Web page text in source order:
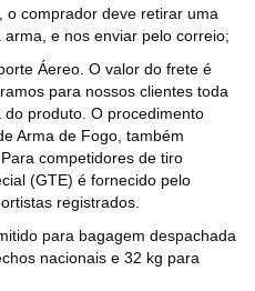
o comprador deve retirar uma
e nos enviar pelo correio;
Áereo. O valor do frete é
para nossos clientes toda
produto. O procedimento
Arma de Fogo, também
competidores de tiro
(GTE) é fornecido pelo
registrados.
para bagagem despachada
nacionais e 32 kg para